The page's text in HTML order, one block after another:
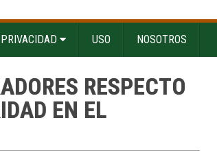
PRIVACIDAD USO NOSOTROS
RESPECTO
EN EL